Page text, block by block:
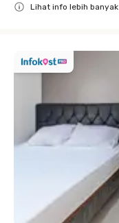
Lihat info lebih banyak